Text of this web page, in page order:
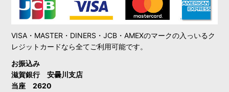
VISA・MASTER・DINERS・JCB・AMEXのマークの入っいるク
レジットカードなら全てご利用可能です。
お振込み
滋賀銀行 安曇川支店
当座 2620